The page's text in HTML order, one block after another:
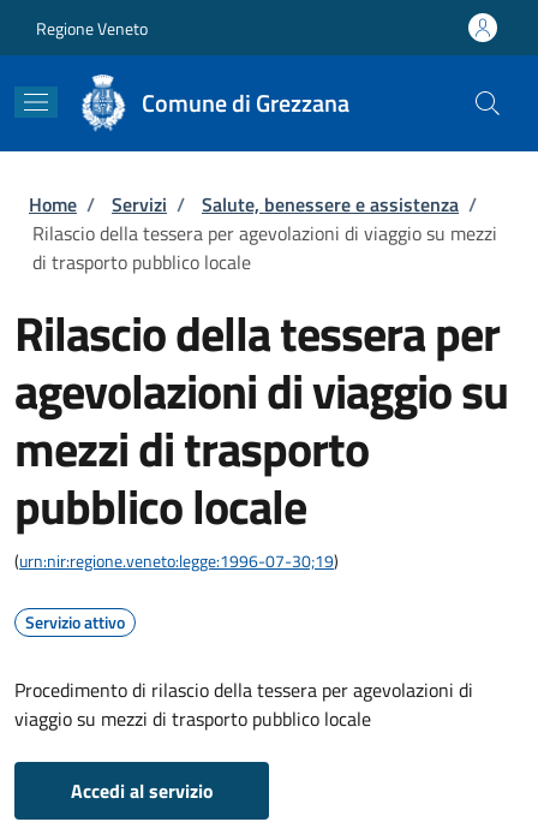
Regione Veneto
Comune di Grezzana
Briciole di pane
Home / Servizi / Salute, benessere e assistenza /
Rilascio della tessera per agevolazioni di viaggio su mezzi
di trasporto pubblico locale
Rilascio della tessera per
agevolazioni di viaggio su
mezzi di trasporto
pubblico locale
(urn:nir:regione.veneto:legge:1996-07-30;19)
Servizio attivo
Procedimento di rilascio della tessera per agevolazioni di
viaggio su mezzi di trasporto pubblico locale
Accedi al servizio